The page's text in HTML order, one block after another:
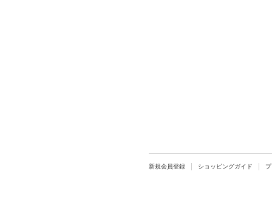
新規会員登録 ショッピングガイド